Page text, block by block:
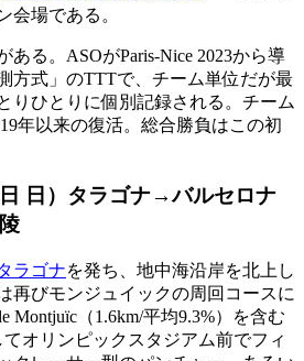
会場である。
ある。ASOがParis-Nice 2023から導
方式」のTTTで、チーム単位だが最
りひとりに個別記録される。チーム
年以来の復活。総合勝負はこの初
日）タラゴナ→バルセロナ
ラゴナを発ち、地中海沿岸を北上し
再びモンジュイックの周回コースに
Montjuïc（1.6km/平均9.3%）を含む
オリンピックスタジアム前でフィ